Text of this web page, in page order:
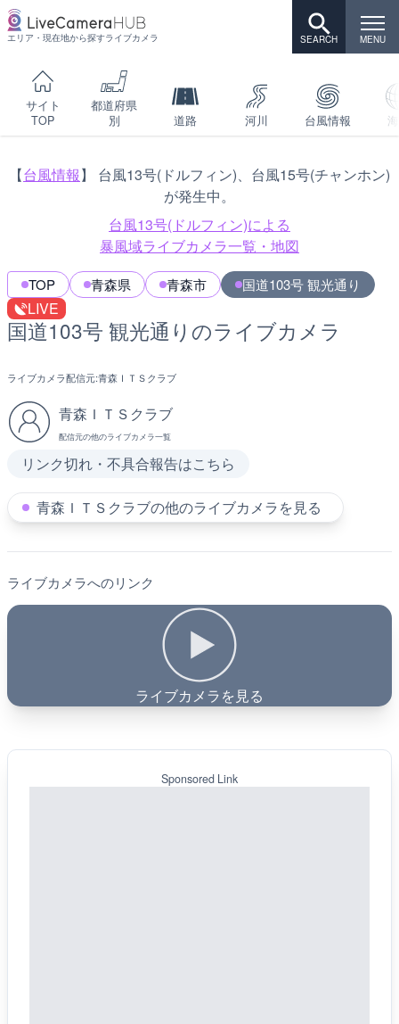
エリア・現在地から探すライブカメラ
サイト
TOP
都道府県
別
道路 河川 台風情報
【台風情報】 台風13号(ドルフィン)、台風15号(チャンホン)
が発生中。
台風13号(ドルフィン)による
暴風域ライブカメラ一覧・地図
TOP 青森県 青森市 国道103号 観光通り
LIVE
国道103号 観光通りのライブカメラ
ライブカメラ配信元:青森ＩＴＳクラブ
青森ＩＴＳクラブ
配信元の他のライブカメラ一覧
リンク切れ・不具合報告はこちら
青森ＩＴＳクラブの他のライブカメラを見る
ライブカメラへのリンク
ライブカメラを見る
Sponsored Link